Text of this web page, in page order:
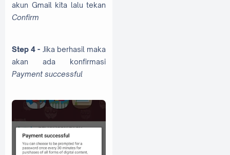
akun Gmail kita lalu tekan
Confirm
Step 4 - Jika berhasil maka
akan ada konfirmasi
Payment successful